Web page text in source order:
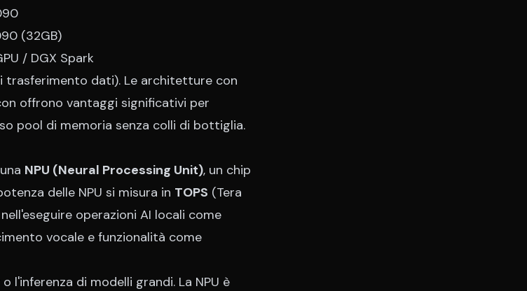
(32GB)
/ DGX Spark
trasferimento dati). Le architetture con
offrono vantaggi significativi per
pool di memoria senza colli di bottiglia.
NPU (Neural Processing Unit), un chip
delle NPU si misura in TOPS (Tera
operazioni AI locali come
vocale e funzionalità come
l'inferenza di modelli grandi. La NPU è